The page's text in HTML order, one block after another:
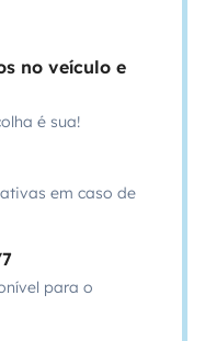
no veículo e
é sua!
em caso de
para o